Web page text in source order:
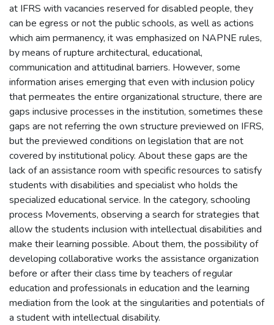
at IFRS with vacancies reserved for disabled people, they
can be egress or not the public schools, as well as actions
which aim permanency, it was emphasized on NAPNE rules,
by means of rupture architectural, educational,
communication and attitudinal barriers. However, some
information arises emerging that even with inclusion policy
that permeates the entire organizational structure, there are
gaps inclusive processes in the institution, sometimes these
gaps are not referring the own structure previewed on IFRS,
but the previewed conditions on legislation that are not
covered by institutional policy. About these gaps are the
lack of an assistance room with specific resources to satisfy
students with disabilities and specialist who holds the
specialized educational service. In the category, schooling
process Movements, observing a search for strategies that
allow the students inclusion with intellectual disabilities and
make their learning possible. About them, the possibility of
developing collaborative works the assistance organization
before or after their class time by teachers of regular
education and professionals in education and the learning
mediation from the look at the singularities and potentials of
a student with intellectual disability.